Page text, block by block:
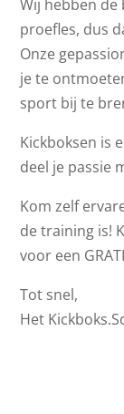
Wij hebben
proefles, dus
Onze
je te
sport bij te
Kickboksen is
deel je passie
Kom zelf
de training is!
voor een
Tot snel,
Het